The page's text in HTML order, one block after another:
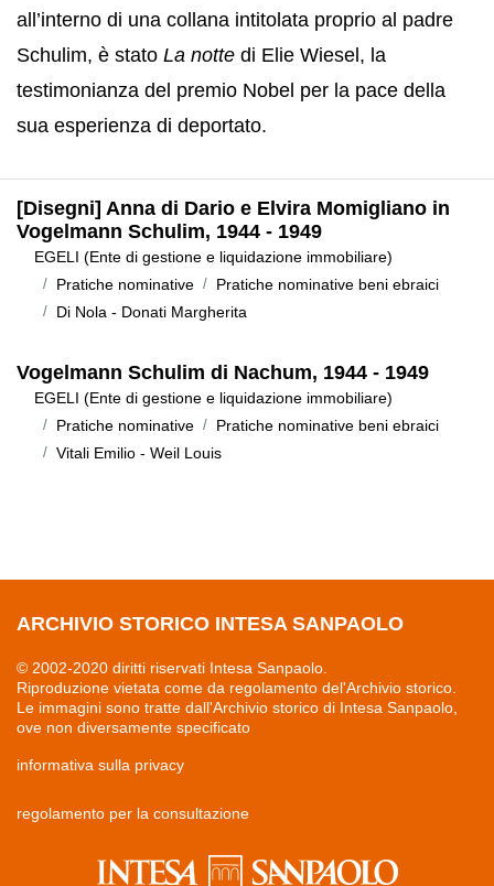
all’interno di una collana intitolata proprio al padre
Schulim, è stato La notte di Elie Wiesel, la
testimonianza del premio Nobel per la pace della
sua esperienza di deportato.
[Disegni] Anna di Dario e Elvira Momigliano in
Vogelmann Schulim, 1944 - 1949
EGELI (Ente di gestione e liquidazione immobiliare)
Pratiche nominative
Pratiche nominative beni ebraici
Di Nola - Donati Margherita
Vogelmann Schulim di Nachum, 1944 - 1949
EGELI (Ente di gestione e liquidazione immobiliare)
Pratiche nominative
Pratiche nominative beni ebraici
Vitali Emilio - Weil Louis
ARCHIVIO STORICO INTESA SANPAOLO
© 2002-2020 diritti riservati Intesa Sanpaolo.
Riproduzione vietata come da regolamento del'Archivio storico.
Le immagini sono tratte dall'Archivio storico di Intesa Sanpaolo,
ove non diversamente specificato
informativa sulla privacy
regolamento per la consultazione